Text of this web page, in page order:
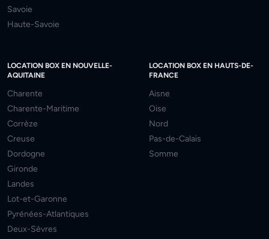
Savoie
Haute-Savoie
LOCATION BOX EN NOUVELLE-
AQUITAINE
Charente
Charente-Maritime
Corrèze
Creuse
Dordogne
Gironde
Landes
Lot-et-Garonne
Pyrénées-Atlantiques
Deux-Sèvres
LOCATION BOX EN HAUTS-DE-
FRANCE
Aisne
Oise
Nord
Pas-de-Calais
Somme